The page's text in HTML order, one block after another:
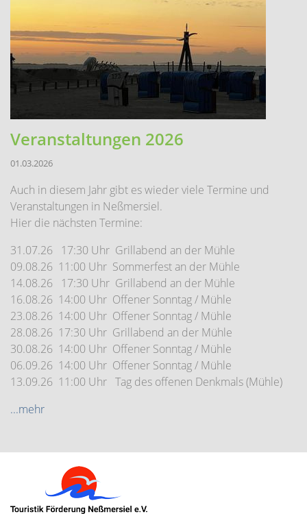
Veranstaltungen 2026
01.03.2026
Auch in diesem Jahr gibt es wieder viele Termine und
Veranstaltungen in Neßmersiel.
Hier die nächsten Termine:
31.07.26 17:30 Uhr Grillabend an der Mühle
09.08.26 11:00 Uhr Sommerfest an der Mühle
14.08.26 17:30 Uhr Grillabend an der Mühle
16.08.26 14:00 Uhr Offener Sonntag / Mühle
23.08.26 14:00 Uhr Offener Sonntag / Mühle
28.08.26 17:30 Uhr Grillabend an der Mühle
30.08.26 14:00 Uhr Offener Sonntag / Mühle
06.09.26 14:00 Uhr Offener Sonntag / Mühle
13.09.26 11:00 Uhr Tag des offenen Denkmals (Mühle)
...mehr